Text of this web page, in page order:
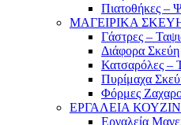
Πιατοθήκες –
ΜΑΓΕΙΡΙΚΑ
Γάστρες –
Διάφορα Σκεύη
Κατσαρόλες –
Πυρίμαχα
Φόρμες
ΕΡΓΑΛΕΙΑ
Εργαλεία